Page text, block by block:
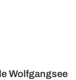
Wolfgangsee